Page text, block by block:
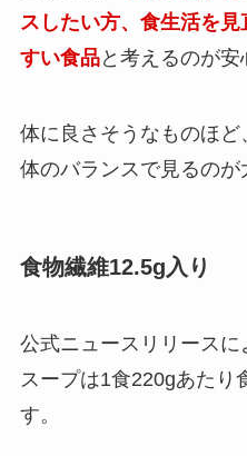
スしたい方、食生活を
すい食品と考えるのが安
体に良さそうなものほ
体のバランスで見るのが
食物繊維12.5g入り
公式ニュースリリースに
スープは1食220gあたり
す。